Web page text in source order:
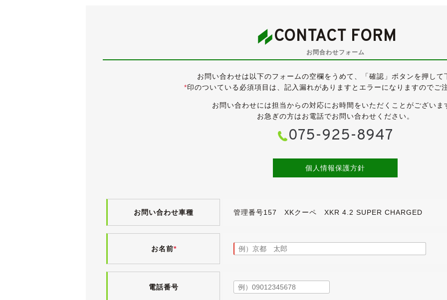
念のため上に拡大写真を掲載していますので、ご確認ください。
その他、中古車ですので小傷・薄傷・小凹・補修跡など探せば見つかるかと思いますが、大きく目立つ
外装色とよく似あうベージュレザーのインテリアです。
小傷や薄汚れなど多少の使用感はございますが、こちらも外装と同様に年式や走行距離を感じさせない
ヤニ汚れやタバコ臭、ペット臭などは無く、清潔感のあるインテリアです。
電格ミラー・パワーウィンドウ・パワーシート・ナビタッチパネル・クルーズコントロール・パークセ
エアコンも問題なく効いています。
足回りも走行距離の割にシッカリとしていて、いいですね。
ディーラー点検記録簿が10枚ございます。
●令和１年11月 98,588km
CONTACT FORM
お問合わせフォーム
お問い合わせは以下のフォームの空欄をうめて、「確認」ボタンを押して
*印のついている必須項目は、記入漏れがありますとエラーになりますのでご
お問い合わせには担当からの対応にお時間をいただくことがございま
お急ぎの方はお電話でお問い合わせください。
075-925-8947
個人情報保護方針
お問い合わせ車種 管理番号157 XKクーペ XKR 4.2 SUPER CHARGED
お名前*
電話番号